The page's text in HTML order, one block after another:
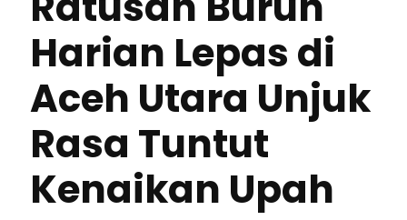
Harian Lepas di
Aceh Utara Unjuk
Rasa Tuntut
Kenaikan Upah